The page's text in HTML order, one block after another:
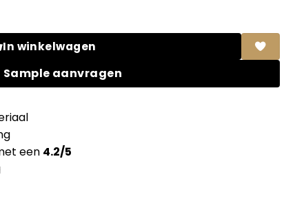
In winkelwagen
Sample aanvragen
een 4.2/5